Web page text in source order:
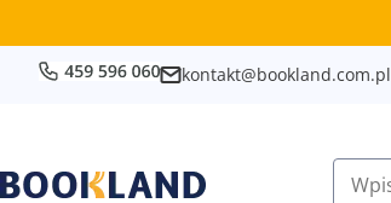
kontakt@bookland.com.pl